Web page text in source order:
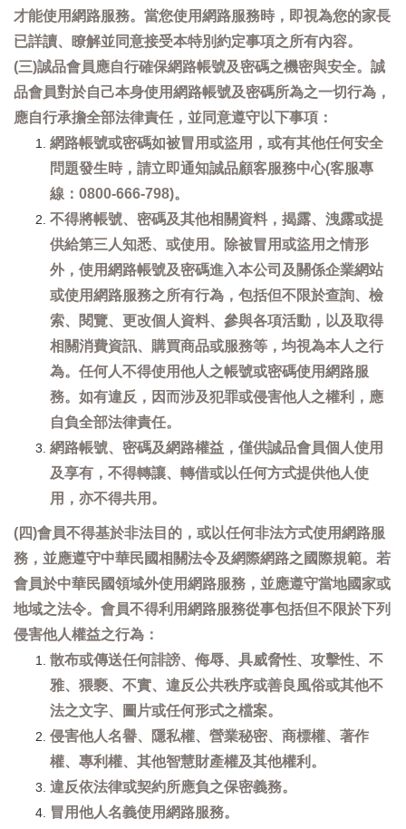
才能使用網路服務。當您使用網路服務時，即視為您的家長
已詳讀、瞭解並同意接受本特別約定事項之所有內容。
(三)誠品會員應自行確保網路帳號及密碼之機密與安全。誠
品會員對於自己本身使用網路帳號及密碼所為之一切行為，
應自行承擔全部法律責任，並同意遵守以下事項：
網路帳號或密碼如被冒用或盜用，或有其他任何安全
問題發生時，請立即通知誠品顧客服務中心(客服專
線：0800-666-798)。
不得將帳號、密碼及其他相關資料，揭露、洩露或提
供給第三人知悉、或使用。除被冒用或盜用之情形
外，使用網路帳號及密碼進入本公司及關係企業網站
或使用網路服務之所有行為，包括但不限於查詢、檢
索、閱覽、更改個人資料、參與各項活動，以及取得
相關消費資訊、購買商品或服務等，均視為本人之行
為。任何人不得使用他人之帳號或密碼使用網路服
務。如有違反，因而涉及犯罪或侵害他人之權利，應
自負全部法律責任。
網路帳號、密碼及網路權益，僅供誠品會員個人使用
及享有，不得轉讓、轉借或以任何方式提供他人使
用，亦不得共用。
(四)會員不得基於非法目的，或以任何非法方式使用網路服
務，並應遵守中華民國相關法令及網際網路之國際規範。若
會員於中華民國領域外使用網路服務，並應遵守當地國家或
地域之法令。會員不得利用網路服務從事包括但不限於下列
侵害他人權益之行為：
散布或傳送任何誹謗、侮辱、具威脅性、攻擊性、不
雅、猥褻、不實、違反公共秩序或善良風俗或其他不
法之文字、圖片或任何形式之檔案。
侵害他人名譽、隱私權、營業秘密、商標權、著作
權、專利權、其他智慧財產權及其他權利。
違反依法律或契約所應負之保密義務。
冒用他人名義使用網路服務。